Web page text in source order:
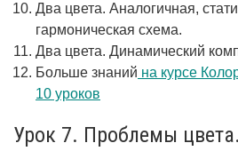
Два цвета. Аналогичная,
гармоническая схема.
Два цвета. Динамический
Больше знаний на курсе
10 уроков
Урок 7. Проблемы